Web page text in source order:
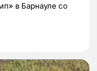
в Барнауле со